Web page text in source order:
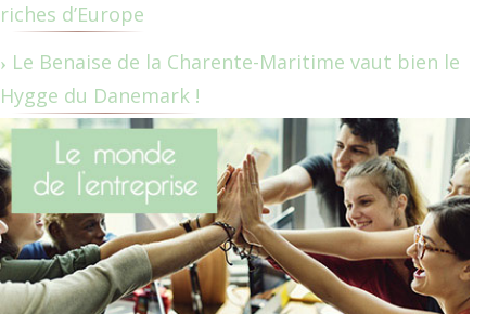
riches d’Europe
Le Benaise de la Charente-Maritime vaut bien le
Hygge du Danemark !